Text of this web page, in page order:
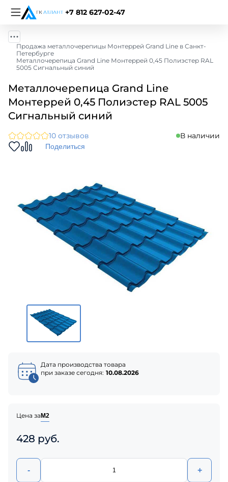
+7 812 627-02-47
Продажа металлочерепицы Монтеррей Grand Line в Санкт-
Петербурге
Металлочерепица Grand Line Монтеррей 0,45 Полиэстер RAL
5005 Сигнальный синий
Металлочерепица Grand Line
Монтеррей 0,45 Полиэстер RAL 5005
Сигнальный синий
10 отзывов В наличии
Поделиться
Дата производства товара
при заказе сегодня: 10.08.2026
Цена за М2
428 руб.
- +